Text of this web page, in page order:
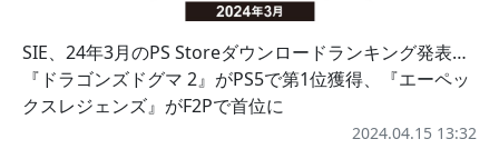
SIE、24年3月のPS Storeダウンロードランキング発表…
『ドラゴンズドグマ 2』がPS5で第1位獲得、『エーペッ
クスレジェンズ』がF2Pで首位に
2024.04.15 13:32